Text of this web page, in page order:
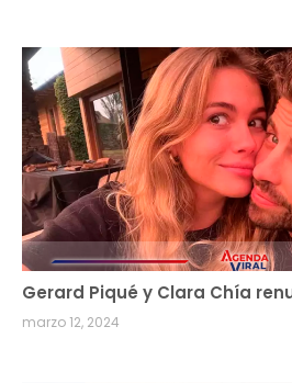
Gerard Piqué y Clara Chía
marzo 12, 2024